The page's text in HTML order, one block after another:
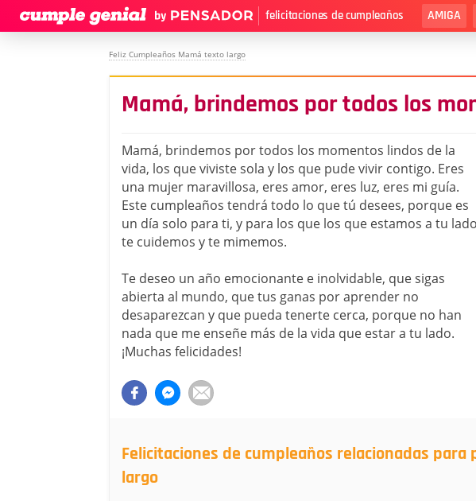
felicitaciones de cumpleaños AMIGA
Feliz Cumpleaños Mamá texto largo
Mamá, brindemos por todos los
Mamá, brindemos por todos los momentos lindos de la
vida, los que viviste sola y los que pude vivir contigo. Eres
una mujer maravillosa, eres amor, eres luz, eres mi guía.
Este cumpleaños tendrá todo lo que tú desees, porque es
un día solo para ti, y para los que los que estamos a tu lado
te cuidemos y te mimemos.
Te deseo un año emocionante e inolvidable, que sigas
abierta al mundo, que tus ganas por aprender no
desaparezcan y que pueda tenerte cerca, porque no han
nada que me enseñe más de la vida que estar a tu lado.
¡Muchas felicidades!
Felicitaciones de cumpleaños relacionadas
largo